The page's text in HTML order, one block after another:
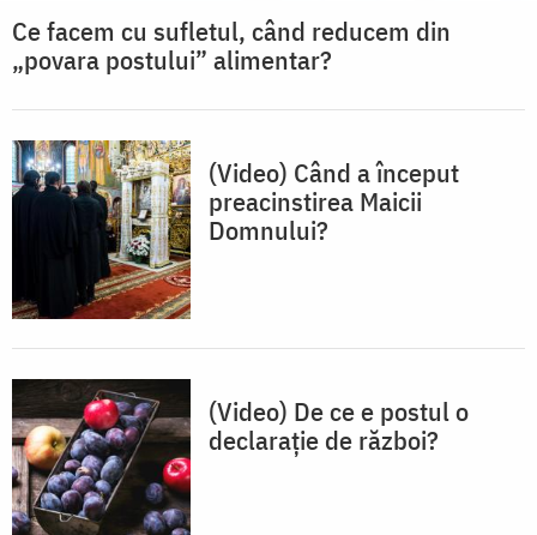
Ce facem cu sufletul, când reducem din
„povara postului” alimentar?
(Video) Când a început
preacinstirea Maicii
Domnului?
(Video) De ce e postul o
declarație de război?